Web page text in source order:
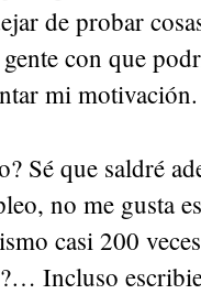
de probar
con que
mi motivación.
Sé que saldré
no me gusta
casi 200
Incluso